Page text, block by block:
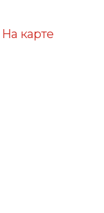
На карте